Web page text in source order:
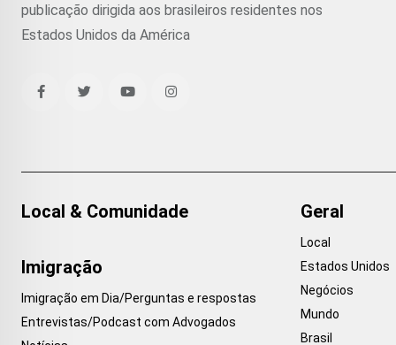
publicação dirigida aos brasileiros residentes nos
Estados Unidos da América
Local & Comunidade
Imigração
Imigração em Dia/Perguntas e respostas
Entrevistas/Podcast com Advogados
Geral
Local
Estados Unidos
Negócios
Mundo
Brasil